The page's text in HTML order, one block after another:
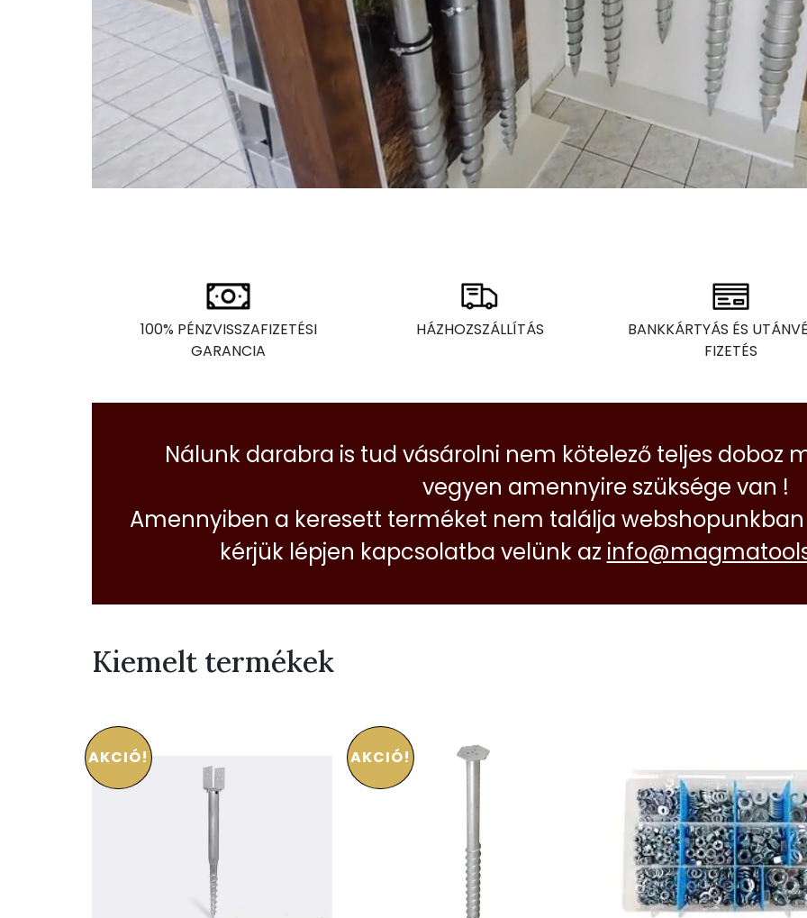
100% PÉNZVISSZAFIZETÉSI
GARANCIA
HÁZHOZSZÁLLÍTÁS
BANKKÁRTYÁS ÉS
FIZETÉS
Nálunk darabra is tud vásárolni nem kötelező teljes doboz
vegyen amennyire szüksége van !
Amennyiben a keresett terméket nem találja
kérjük lépjen kapcsolatba velünk az
Kiemelt termékek
AKCIÓ! AKCIÓ!